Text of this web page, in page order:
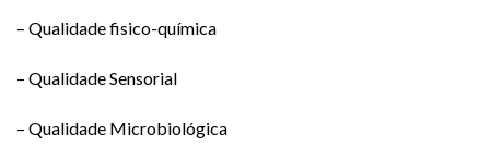
– Qualidade fisico-química
– Qualidade Sensorial
– Qualidade Microbiológica